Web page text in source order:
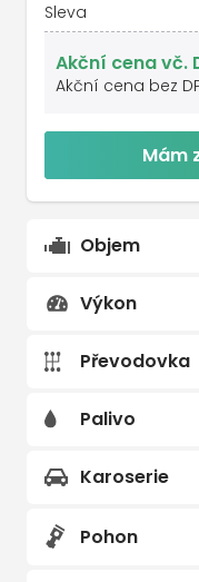
Sleva
Akční cena vč.
Akční cena bez
Mám
Objem
Výkon
Převodovka
Palivo
Karoserie
Pohon